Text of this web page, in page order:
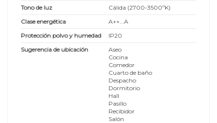
Tono de luz
Cálida (2700-3500ºK)
Clase energética
A++...A
Protección polvo y humedad
IP20
Sugerencia de ubicación
Aseo
Cocina
Comedor
Cuarto de baño
Despacho
Dormitorio
Hall
Pasillo
Recibidor
Salón